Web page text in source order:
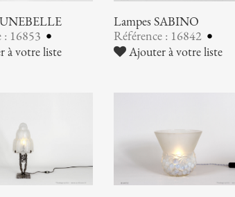
: 16853
à votre liste
Lampes SABINO
Référence : 16842
Ajouter à votre liste